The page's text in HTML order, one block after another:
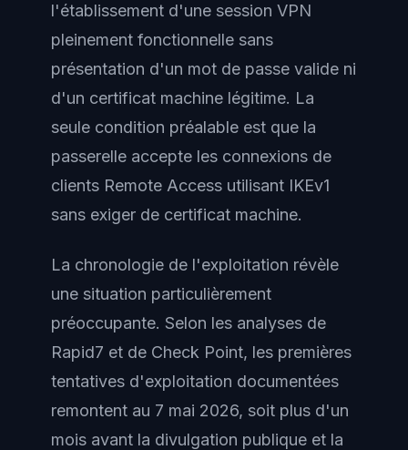
l'établissement d'une session VPN
pleinement fonctionnelle sans
présentation d'un mot de passe valide ni
d'un certificat machine légitime. La
seule condition préalable est que la
passerelle accepte les connexions de
clients Remote Access utilisant IKEv1
sans exiger de certificat machine.
La chronologie de l'exploitation révèle
une situation particulièrement
préoccupante. Selon les analyses de
Rapid7 et de Check Point, les premières
tentatives d'exploitation documentées
remontent au 7 mai 2026, soit plus d'un
mois avant la divulgation publique et la